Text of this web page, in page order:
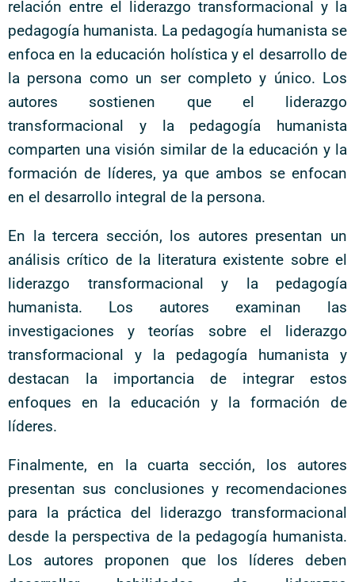
relación entre el liderazgo transformacional y la
pedagogía humanista. La pedagogía humanista se
enfoca en la educación holística y el desarrollo de
la persona como un ser completo y único. Los
autores sostienen que el liderazgo
transformacional y la pedagogía humanista
comparten una visión similar de la educación y la
formación de líderes, ya que ambos se enfocan
en el desarrollo integral de la persona.
En la tercera sección, los autores presentan un
análisis crítico de la literatura existente sobre el
liderazgo transformacional y la pedagogía
humanista. Los autores examinan las
investigaciones y teorías sobre el liderazgo
transformacional y la pedagogía humanista y
destacan la importancia de integrar estos
enfoques en la educación y la formación de
líderes.
Finalmente, en la cuarta sección, los autores
presentan sus conclusiones y recomendaciones
para la práctica del liderazgo transformacional
desde la perspectiva de la pedagogía humanista.
Los autores proponen que los líderes deben